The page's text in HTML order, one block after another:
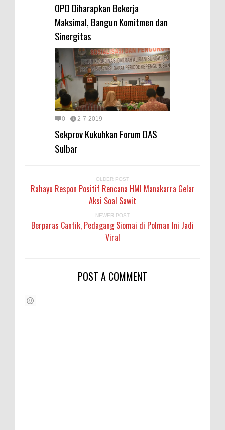
OPD Diharapkan Bekerja
Maksimal, Bangun Komitmen dan
Sinergitas
0 2-7-2019
Sekprov Kukuhkan Forum DAS
Sulbar
OLDER POST
Rahayu Respon Positif Rencana HMI Manakarra Gelar
Aksi Soal Sawit
NEWER POST
Berparas Cantik, Pedagang Siomai di Polman Ini Jadi
Viral
POST A COMMENT